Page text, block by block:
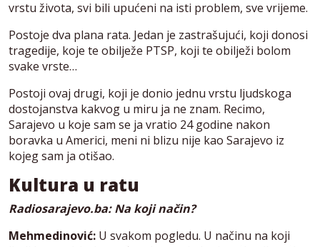
vrstu života, svi bili upućeni na isti problem, sve vrijeme.
Postoje dva plana rata. Jedan je zastrašujući, koji donosi
tragedije, koje te obilježe PTSP, koji te obilježi bolom
svake vrste…
Postoji ovaj drugi, koji je donio jednu vrstu ljudskoga
dostojanstva kakvog u miru ja ne znam. Recimo,
Sarajevo u koje sam se ja vratio 24 godine nakon
boravka u Americi, meni ni blizu nije kao Sarajevo iz
kojeg sam ja otišao.
Kultura u ratu
Radiosarajevo.ba: Na koji način?
Mehmedinović: U svakom pogledu. U načinu na koji